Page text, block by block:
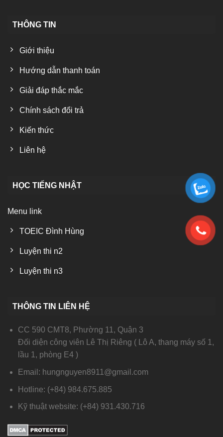
THÔNG TIN
Giới thiệu
Hướng dẫn thanh toán
Giải đáp thắc mắc
Chính sách đổi trả
Kiến thức
Liên hệ
HỌC TIẾNG NHẬT
Menu link
TOEIC Đình Hùng
Luyện thi n2
Luyện thi n3
THÔNG TIN LIÊN HỆ
CC 590 CMT8, Phường 11, Quận 3
Đối diện công viên Lê Thị Riêng ( Lô A, thang máy số 1,
lầu 1, phòng E4 )
Email: hungnguyen8911@gmail.com
Hotline: (+84) 984.675.885
Kỹ thuật website: (+84) 931.430.716